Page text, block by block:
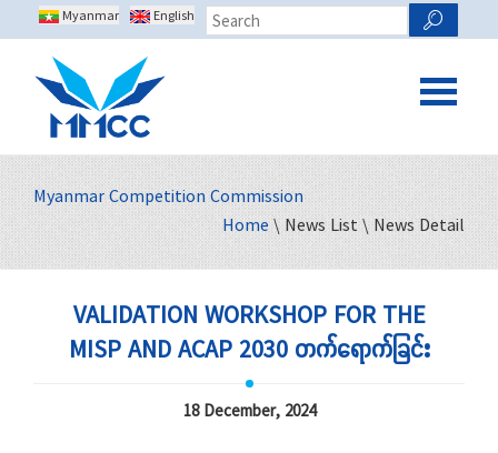
Myanmar English
Myanmar Competition Commission
Home \ News List \ News Detail
VALIDATION WORKSHOP FOR THE
MISP AND ACAP 2030 တက်ရောက်ခြင်း
18 December, 2024